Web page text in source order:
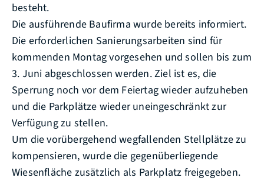
besteht.
Die ausführende Baufirma wurde bereits informiert.
Die erforderlichen Sanierungsarbeiten sind für
kommenden Montag vorgesehen und sollen bis zum
3. Juni abgeschlossen werden. Ziel ist es, die
Sperrung noch vor dem Feiertag wieder aufzuheben
und die Parkplätze wieder uneingeschränkt zur
Verfügung zu stellen.
Um die vorübergehend wegfallenden Stellplätze zu
kompensieren, wurde die gegenüberliegende
Wiesenfläche zusätzlich als Parkplatz freigegeben.